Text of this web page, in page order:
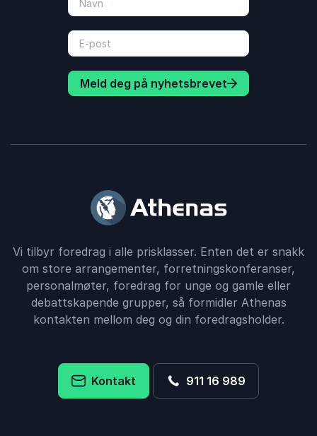
Meld deg på nyhetsbrevet
Vi tilbyr foredrag i alle prisklasser. Enten det er snakk
om store arrangementer, forretningskonferanser,
personalmøter, foredrag for unge og gamle eller
debattskapende grupper, så formidler Athenas
kontakten mellom deg og din foredragsholder.
Kontakt 911 16 989